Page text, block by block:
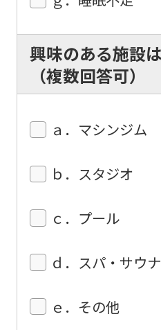
興味のある施設
（複数回答可）
ａ．マシンジム
ｂ．スタジオ
ｃ．プール
ｄ．スパ・サウ
ｅ．その他